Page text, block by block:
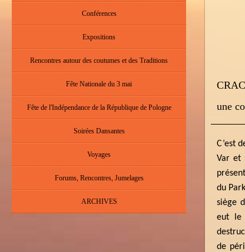
Conférences
Expositions
Rencontres autour des coutumes et des Traditions
Fête Nationale du 3 mai
Fête de l'Indépendance de la République de Pologne
Soirées Dansantes
Voyages
Forums, Rencontres, Jumelages
ARCHIVES
une
C’est
Var et
du
siège
eut le
de